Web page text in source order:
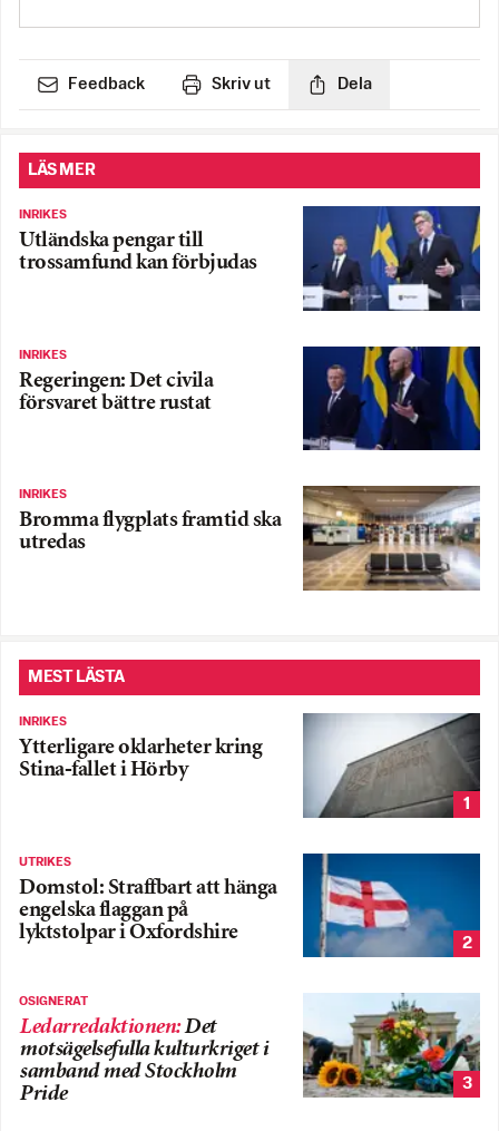
Feedback Skriv ut Dela
LÄS MER
INRIKES
Utländska pengar till
trossamfund kan förbjudas
INRIKES
Regeringen: Det civila
försvaret bättre rustat
INRIKES
Bromma flygplats framtid ska
utredas
MEST LÄSTA
INRIKES
Ytterligare oklarheter kring
Stina-fallet i Hörby
1
UTRIKES
Domstol: Straffbart att hänga
engelska flaggan på
lyktstolpar i Oxfordshire
2
OSIGNERAT
Ledarredaktionen:Det
motsägelsefulla kulturkriget i
samband med Stockholm
Pride
3